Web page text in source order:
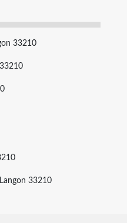
33210
33210